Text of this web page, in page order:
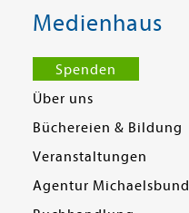
Medienhaus
Spenden
Über uns
Büchereien & Bildung
Veranstaltungen
Agentur Michaelsbund